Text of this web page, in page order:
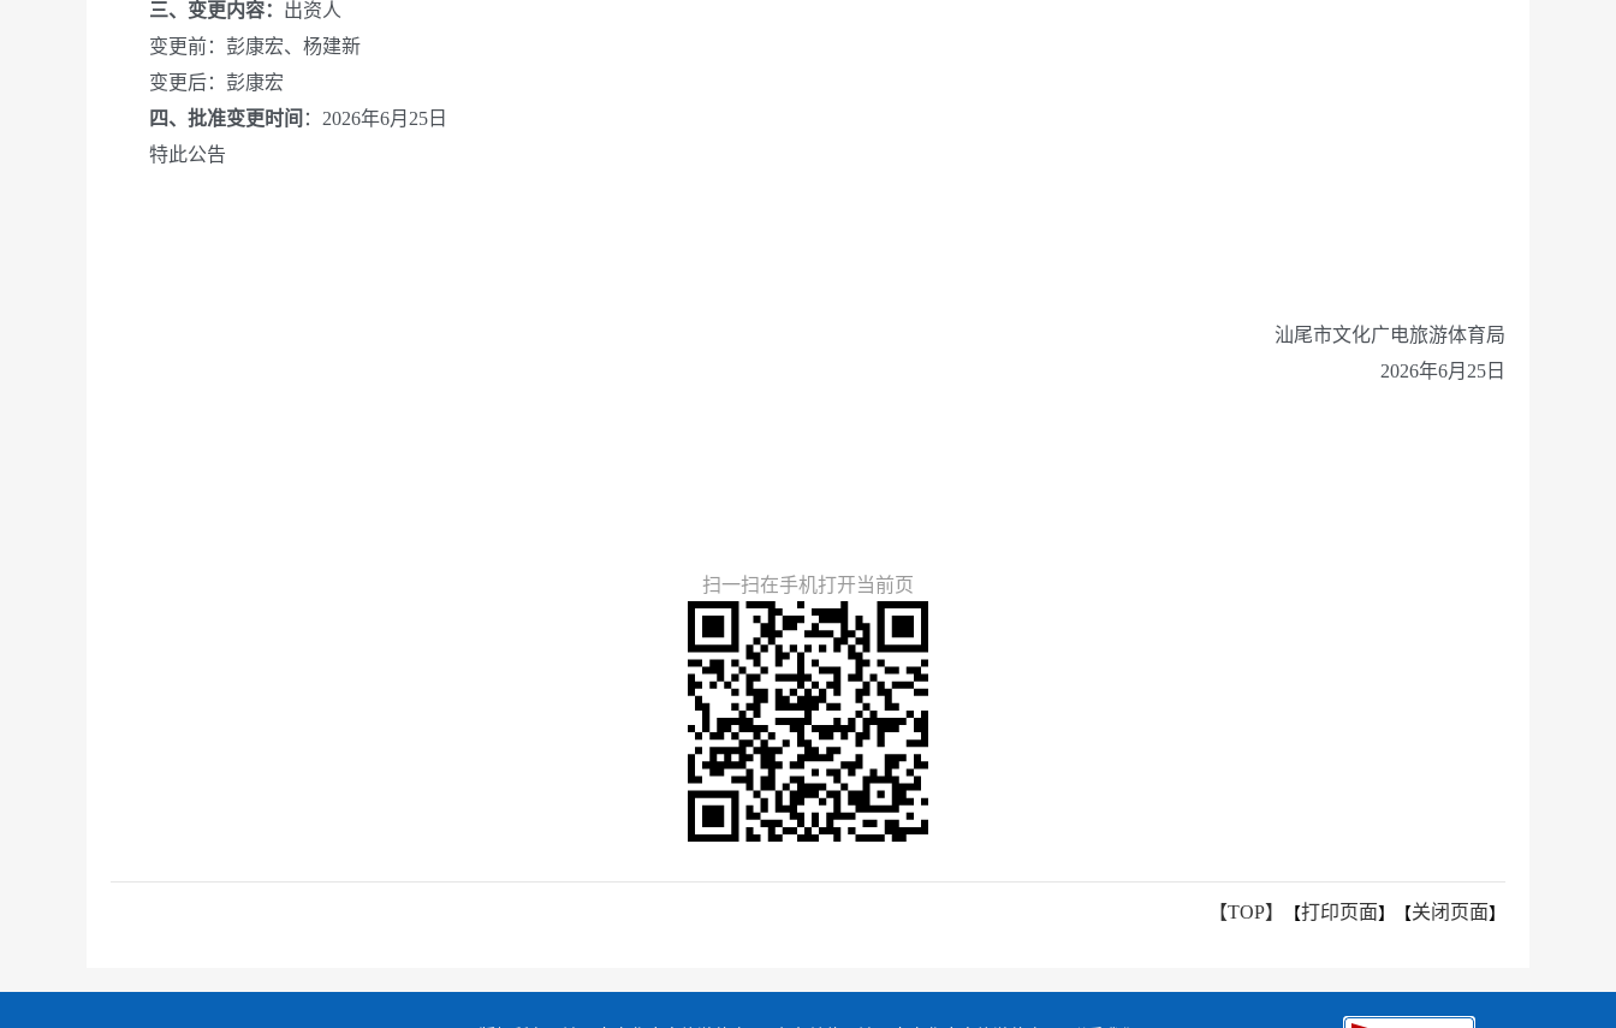
三、 变更内容： 出资人
变更前：彭康宏、杨建新
变更后：彭康宏
四、 批准变更时间 ：2026年6月25日
特此公告
汕尾市文化广电旅游体育局
2026年6月25日
扫一扫在手机打开当前页
【TOP】 【打印页面】【关闭页面】